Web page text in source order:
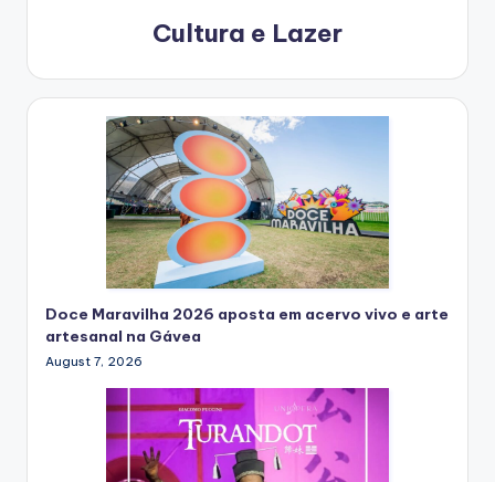
Cultura e Lazer
Doce Maravilha 2026 aposta em acervo vivo e arte
artesanal na Gávea
August 7, 2026